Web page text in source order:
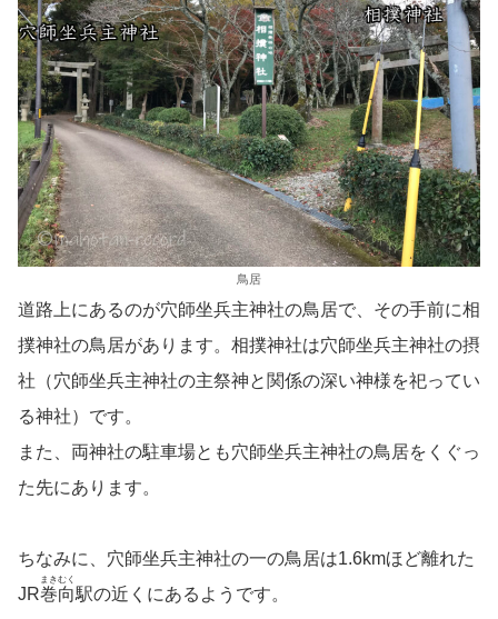
鳥居
道路上にあるのが穴師坐兵主神社の鳥居で、その手前に相
撲神社の鳥居があります。相撲神社は穴師坐兵主神社の摂
社（穴師坐兵主神社の主祭神と関係の深い神様を祀ってい
る神社）です。
また、両神社の駐車場とも穴師坐兵主神社の鳥居をくぐっ
た先にあります。
ちなみに、穴師坐兵主神社の一の鳥居は1.6kmほど離れた
JR巻向
まきむく
駅の近くにあるようです。